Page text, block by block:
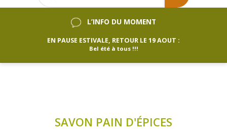
L’INFO DU MOMENT
EN PAUSE ESTIVALE, RETOUR LE 19 AOUT :
Bel été à tous !!!
SAVON PAIN D'ÉPICES